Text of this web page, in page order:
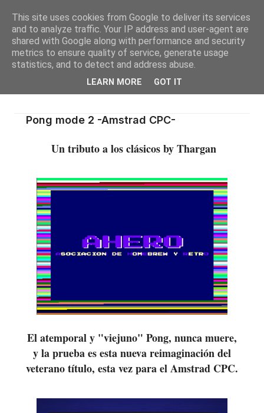
Pong mode 2 -Amstrad CPC-
Un tributo a los clásicos by Thargan
El atemporal y "viejuno" Pong, nunca muere,
y la prueba es esta nueva reimaginación del
veterano título, esta vez para el Amstrad CPC.
This site uses cookies from Google to deliver its services
and to analyze traffic. Your IP address and user-agent are
shared with Google along with performance and security
metrics to ensure quality of service, generate usage
statistics, and to detect and address abuse.
LEARN MORE GOT IT